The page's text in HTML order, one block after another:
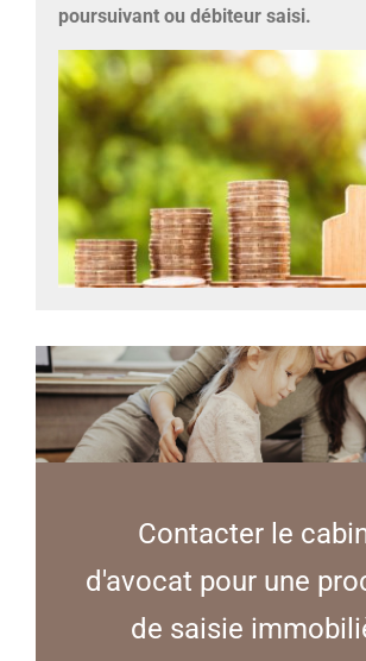
poursuivant ou débiteur saisi.
Contacter le
d'avocat pour une
de saisie